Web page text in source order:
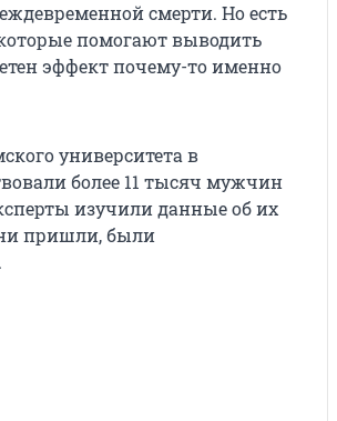
смерти. Но есть
помогают выводить
эффект почему-то именно
университета в
более 11 тысяч мужчин
изучили данные об их
пришли, были